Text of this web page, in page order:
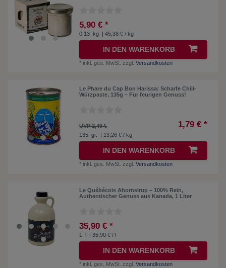
5,90 € *
0.13 kg | 45,38 € / kg
IN DEN WARENKORB
* inkl. ges. MwSt. zzgl.Versandkosten
Le Phare du Cap Bon Harissa: Scharfe Chili-
Würzpaste, 135g – Für feurigen Genuss!
UVP 2,49 € 1,79 € *
135 gr. | 13,26 € / kg
IN DEN WARENKORB
* inkl. ges. MwSt. zzgl.Versandkosten
Le Québécois Ahornsirup – 100% Rein,
Authentischer Genuss aus Kanada, 1 Liter
35,90 € *
1 l | 35,90 € / l
IN DEN WARENKORB
* inkl. ges. MwSt. zzgl.Versandkosten